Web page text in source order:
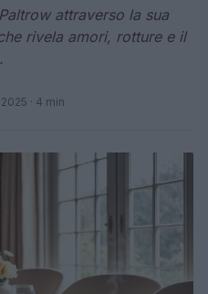
attraverso la sua
rivela amori, rotture e il
· 4 min